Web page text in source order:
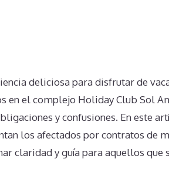
deliciosa para disfrutar de
en el complejo Holiday Club Sol
y confusiones. En este
los afectados por contratos de
claridad y guía para aquellos que